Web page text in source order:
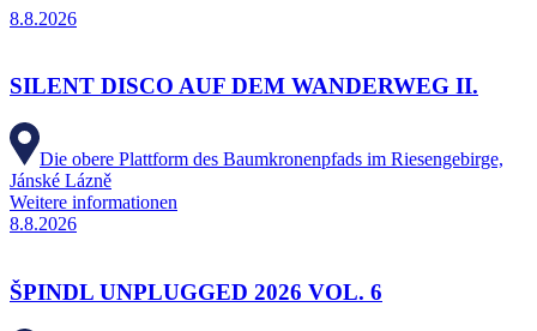
8.8.2026
SILENT DISCO AUF DEM WANDERWEG II.
Die obere Plattform des Baumkronenpfads im Riesengebirge,
Jánské Lázně
Weitere informationen
8.8.2026
ŠPINDL UNPLUGGED 2026 VOL. 6